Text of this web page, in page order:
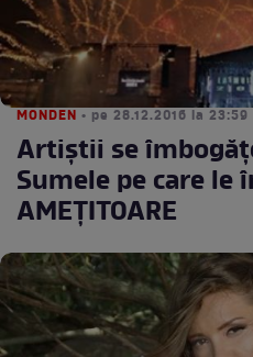
MONDEN • pe 28.12.2016 la 23:59
Artiștii se
Sumele pe care le
AMEȚITOARE